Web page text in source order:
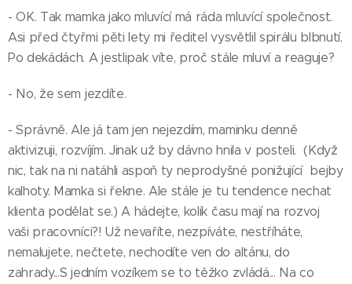
- OK. Tak mamka jako mluvící má ráda mluvící společnost.
Asi před čtyřmi pěti lety mi ředitel vysvětlil spirálu blbnutí.
Po dekádách. A jestlipak víte, proč stále mluví a reaguje?
- No, že sem jezdíte.
- Správně. Ale já tam jen nejezdím, maminku denně
aktivizuji, rozvíjím. Jinak už by dávno hnila v posteli. (Když
nic, tak na ni natáhli aspoň ty neprodyšné ponižující bejby
kalhoty. Mamka si řekne. Ale stále je tu tendence nechat
klienta podělat se.) A hádejte, kolik času mají na rozvoj
vaši pracovníci?! Už nevaříte, nezpíváte, nestříháte,
nemalujete, nečtete, nechodíte ven do altánu, do
zahrady...S jedním vozíkem se to těžko zvládá... Na co